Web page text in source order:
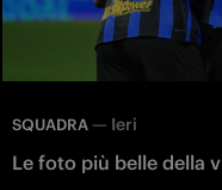
SQUADRA — Ieri
Le foto più belle della